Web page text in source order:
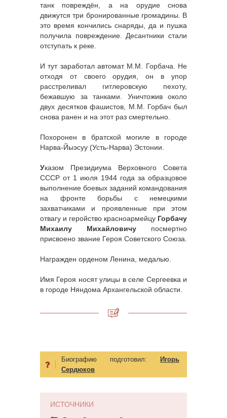
танк повреждён, а на орудие снова
движутся три бронированные громадины. В
это время кончились снаряды, да и пушка
получила повреждение. Десантники стали
отступать к реке.
И тут заработал автомат М.М. Горбача. Не
отходя от своего орудия, он в упор
расстреливал гитлеровскую пехоту,
бежавшую за танками. Уничтожив около
двух десятков фашистов, М.М. Горбач был
снова ранен и на этот раз смертельно.
Похоронен в братской могиле в городе
Нарва-Йыэсуу (Усть-Нарва) Эстонии.
Указом Президиума Верховного Совета
СССР от 1 июля 1944 года за образцовое
выполнение боевых заданий командования
на фронте борьбы с немецкими
захватчиками и проявленные при этом
отвагу и геройство красноармейцу Горбачу
Михаилу Михайловичу посмертно
присвоено звание Героя Советского Союза.
Награжден орденом Ленина, медалью.
Имя Героя носят улицы в селе Сергеевка и
в городе Няндома Архангельской области.
Биографию подготовил:
Игорь
Сердюков
ИСТОЧНИКИ